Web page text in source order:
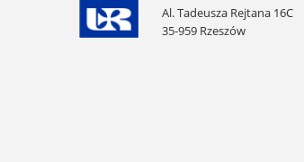
Al. Tadeusza Rejtana 16C
35-959 Rzeszów